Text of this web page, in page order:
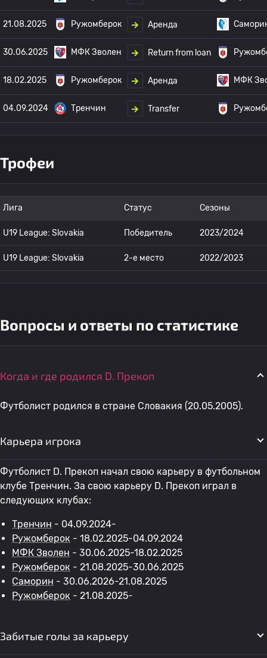
21.08.2025 Ружомберок Аренда
30.06.2025 МФК Зволен Return from loan
18.02.2025 Ружомберок Аренда МФК
04.09.2024 Тренчин Transfer
Трофеи
Лига Статус Сезоны
U19 League: Slovakia Победитель 2023/2024
U19 League: Slovakia 2-е место 2022/2023
Вопросы и ответы по статистике
Когда и где родился D. Прекоп
Футболист родился в стране Словакия (20.05.2005).
Карьера игрока
Футболист D. Прекоп начал свою карьеру в футбольном
клубе Тренчин. За свою карьеру D. Прекоп играл в
следующих клубах:
Тренчин - 04.09.2024-
Ружомберок - 18.02.2025-04.09.2024
МФК Зволен - 30.06.2025-18.02.2025
Ружомберок - 21.08.2025-30.06.2025
Саморин - 30.06.2026-21.08.2025
Ружомберок - 21.08.2025-
Забитые голы за карьеру